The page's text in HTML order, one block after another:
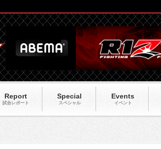
Report
試合レポート
Special
スペシャル
Events
イベント